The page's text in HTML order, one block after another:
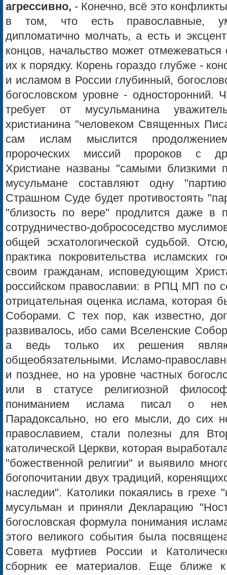
агрессивно, - Конечно, всё это
в том, что есть православные,
дипломатично молчать, а есть и
концов, начальство может
их к порядку. Корень гораздо глубже -
и исламом в России глубинный,
богословском уровне - односторонний.
требует от мусульманина
христианина "человеком Священных
сам ислам мыслится
пророческих миссий пророков с
Христиане названы "самыми
мусульмане составляют одну
Страшном Суде будет противостоять
"близость по вере" продлится даже в
сотрудничество-добрососедство
общей эсхатологической судьбой.
практика покровительства исламских
своим гражданам, исповедующим
российском православии: в РПЦ МП по
отрицательная оценка ислама, которая
Соборами. С тех пор, как известно,
развивалось, ибо сами Вселенские
а ведь только их решения
общеобязательными. Исламо-
и позднее, но на уровне частных
или в статусе религиозной
пониманием ислама писал о
Парадоксально, но его мысли, до сих
православием, стали полезны для
католической Церкви, которая
"божественной религии" и выявило
богопочитании двух традиций,
наследии". Католики покаялись в грехе
мусульман и приняли Декларацию
богословская формула понимания
этого великого события была
Совета муфтиев России и
сборник ее материалов. Еще ближе к